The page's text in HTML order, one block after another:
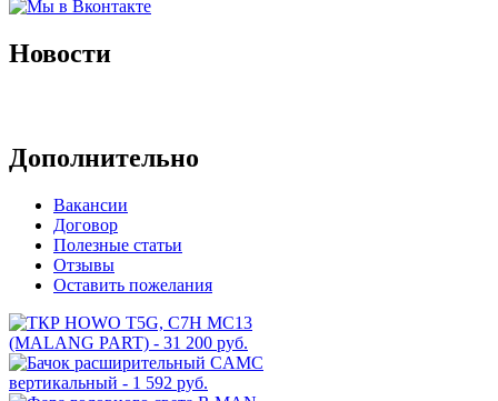
Новости
Дополнительно
Вакансии
Договор
Полезные статьи
Отзывы
Оставить пожелания